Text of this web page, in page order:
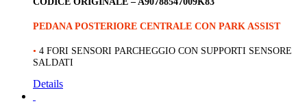
PEDANA POSTERIORE CENTRALE CON PARK ASSIST
• 4 FORI SENSORI PARCHEGGIO CON SUPPORTI SENSORE
SALDATI
Details